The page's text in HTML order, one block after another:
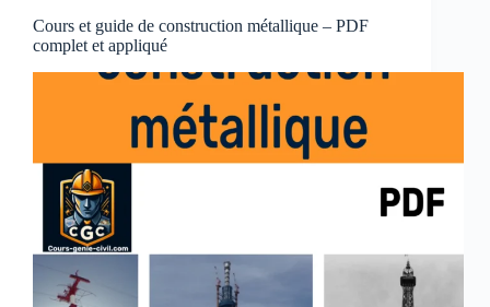
Cours et guide de construction métallique – PDF
complet et appliqué